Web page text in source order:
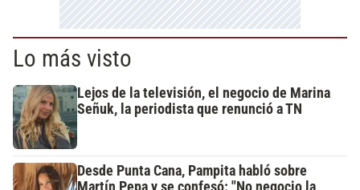
Lo más visto
Lejos de la televisión, el negocio de Marina
Señuk, la periodista que renunció a TN
Desde Punta Cana, Pampita habló sobre
Martín Pepa y se confesó: "No negocio la